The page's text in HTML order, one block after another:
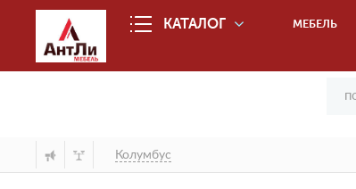
КАТАЛОГ МЕБЕЛЬ
Колумбус